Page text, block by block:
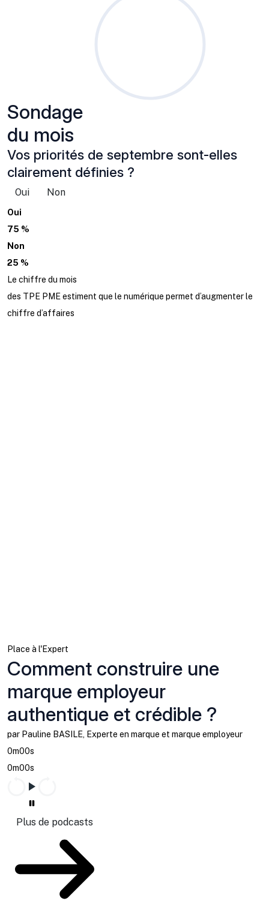
Sondage
du mois
Vos priorités de septembre sont-elles
clairement définies ?
Oui Non
Oui
75 %
Non
25 %
Le chiffre du mois
des TPE PME estiment que le numérique permet d’augmenter le
chiffre d’affaires
Place à l'Expert
Comment construire une
marque employeur
authentique et crédible ?
par Pauline BASILE, Experte en marque et marque employeur
0m00s
0m00s
Plus de podcasts